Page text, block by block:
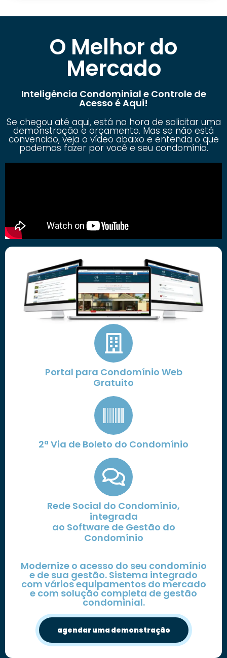
O Melhor do
Mercado
Inteligência Condominial e Controle de
Acesso é Aqui!
Se chegou até aqui, está na hora de solicitar uma
demonstração e orçamento. Mas se não está
convencido, veja o vídeo abaixo e entenda o que
podemos fazer por você e seu condomínio.
Portal para Condomínio Web
Gratuito
2ª Via de Boleto do Condomínio
Rede Social do Condomínio,
integrada
ao Software de Gestão do
Condomínio
Modernize o acesso do seu condomínio
e de sua gestão. Sistema integrado
com vários equipamentos do mercado
e com solução completa de gestão
condominial.
agendar uma demonstração